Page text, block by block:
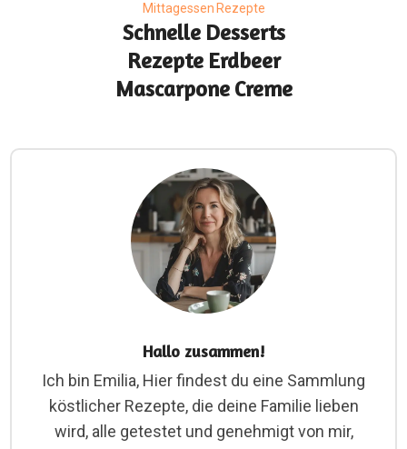
Mittagessen Rezepte
Schnelle Desserts
Rezepte Erdbeer
Mascarpone Creme
Hallo zusammen!
Ich bin Emilia, Hier findest du eine Sammlung
köstlicher Rezepte, die deine Familie lieben
wird, alle getestet und genehmigt von mir,